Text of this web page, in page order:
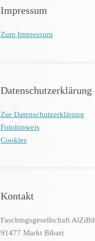
Impressum
Zum Impressum
Datenschutzerklärung
Zur Datenschutzerklärung
Fotohinweis
Cookies
Kontakt
Faschingsgesellschaft
91477 Markt Bibart